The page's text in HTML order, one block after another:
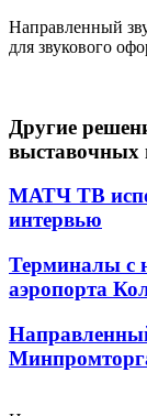
Направленный
для звукового
Другие
выставочных
МАТЧ ТВ
интервью
Терминалы с
аэропорта